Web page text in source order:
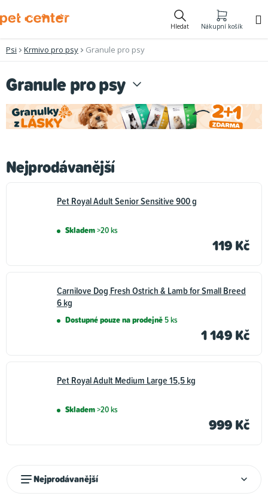
na
Hledat Nákupní košík
Psi Krmivo pro psy Granule pro psy
Granule pro psy
Nejprodávanější
Pet Royal Adult Senior Sensitive 900 g
Skladem>20 ks
119 Kč
Carnilove Dog Fresh Ostrich & Lamb for Small Breed
6 kg
Dostupné pouze na prodejně5 ks
1 149 Kč
Pet Royal Adult Medium Large 15,5 kg
Skladem>20 ks
999 Kč
Nejprodávanější